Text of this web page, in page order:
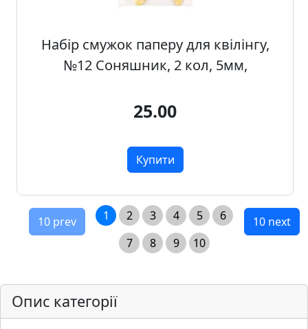
10 prev
Набір смужок паперу для квілінгу,
№12 Соняшник, 2 кол, 5мм,
25.00
Купити
1 2 3 4 5
6
7
8 9 10
10 next
Опис категорії